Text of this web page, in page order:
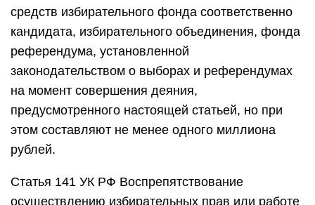
средств избирательного фонда соответственно
кандидата, избирательного объединения, фонда
референдума, установленной
законодательством о выборах и референдумах
на момент совершения деяния,
предусмотренного настоящей статьей, но при
этом составляют не менее одного миллиона
рублей.
Статья 141 УК РФ Воспрепятствование
осуществлению избирательных прав или работе